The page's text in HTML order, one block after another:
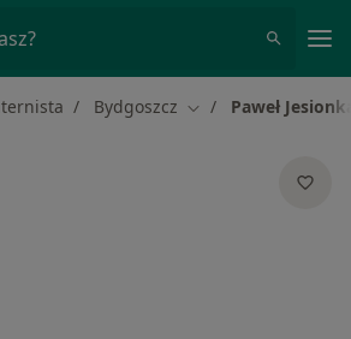
Bydgoszcz Zmień miasto
Paweł